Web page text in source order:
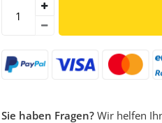
Sie haben Fragen?Wir helfen